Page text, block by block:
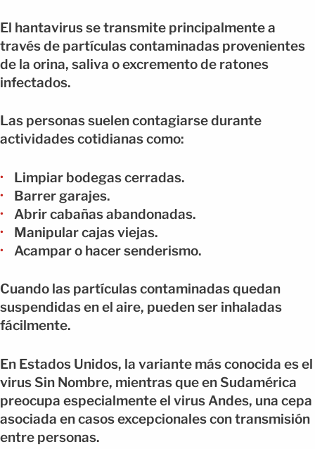
El hantavirus se transmite principalmente a
través de partículas contaminadas provenientes
de la orina, saliva o excremento de ratones
infectados.
Las personas suelen contagiarse durante
actividades cotidianas como:
Limpiar bodegas cerradas.
Barrer garajes.
Abrir cabañas abandonadas.
Manipular cajas viejas.
Acampar o hacer senderismo.
Cuando las partículas contaminadas quedan
suspendidas en el aire, pueden ser inhaladas
fácilmente.
En Estados Unidos, la variante más conocida es el
virus Sin Nombre, mientras que en Sudamérica
preocupa especialmente el virus Andes, una cepa
asociada en casos excepcionales con transmisión
entre personas.